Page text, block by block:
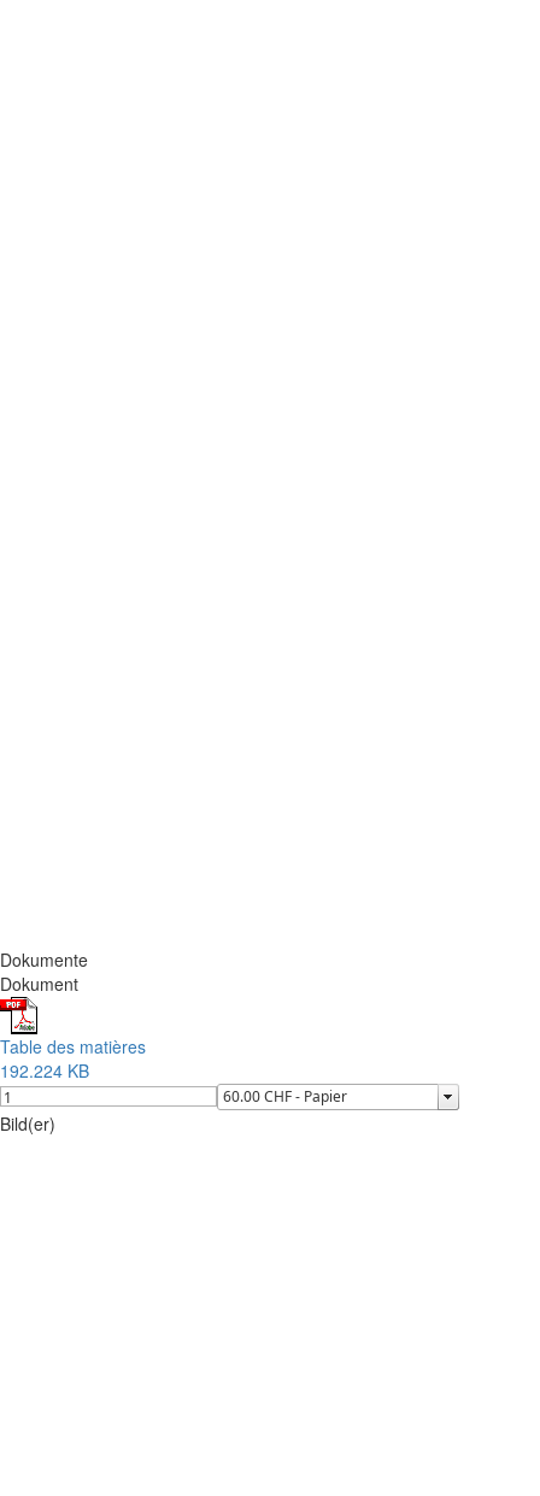
Dokumente
Dokument
Table des matières
192.224 KB
Bild(er)